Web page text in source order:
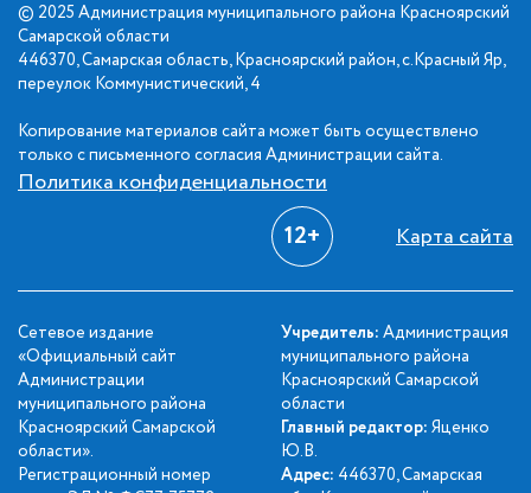
© 2025 Администрация муниципального района Красноярский
Самарской области
446370, Самарская область, Красноярский район, с.Красный Яр,
переулок Коммунистический, 4
Копирование материалов сайта может быть осуществлено
только с письменного согласия Администрации сайта.
Политика конфиденциальности
12+ Карта сайта
Сетевое издание
«Официальный сайт
Администрации
муниципального района
Красноярский Самарской
области».
Регистрационный номер
Учредитель: Администрация
муниципального района
Красноярский Самарской
области
Главный редактор: Яценко
Ю.В.
Адрес: 446370, Самарская